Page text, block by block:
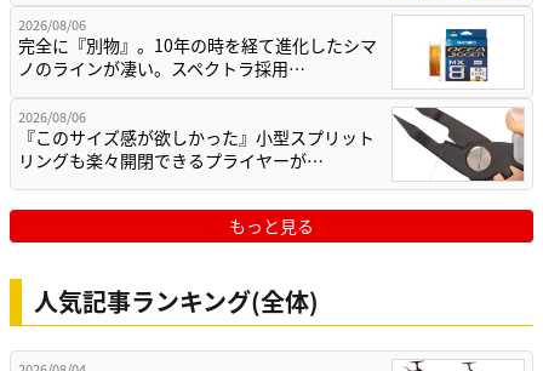
2026/08/06
完全に『別物』。10年の時を経て進化したシマ
ノのラインが凄い。スペクトラ採用…
2026/08/06
『このサイズ感が欲しかった』小型スプリット
リングも楽々開閉できるプライヤーが…
もっと見る
人気記事ランキング(全体)